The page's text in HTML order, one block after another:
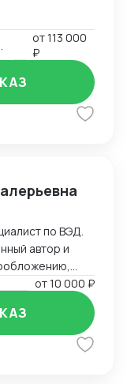
и получения
открытия
приглашений
и
до
от113 000
₽
по ВЭД.
автор и
правовых
и
органах,
от10 000 ₽